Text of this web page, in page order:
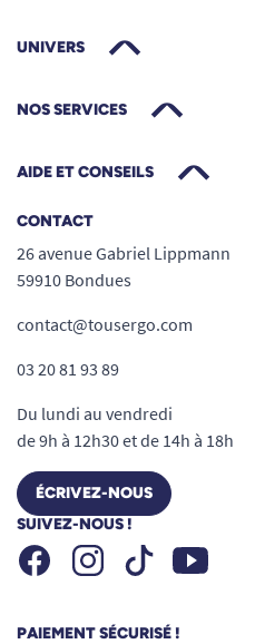
UNIVERS
NOS SERVICES
AIDE ET CONSEILS
CONTACT
26 avenue Gabriel Lippmann
59910 Bondues
contact@tousergo.com
03 20 81 93 89
Du lundi au vendredi
de 9h à 12h30 et de 14h à 18h
ÉCRIVEZ-NOUS
SUIVEZ-NOUS !
FacebookInstagramTiktok
PAIEMENT SÉCURISÉ !